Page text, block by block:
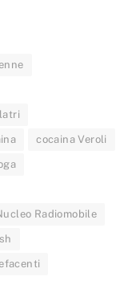
cocaina Veroli
Radiomobile